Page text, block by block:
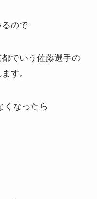
ので
でいう佐藤選手の
す。
くなったら